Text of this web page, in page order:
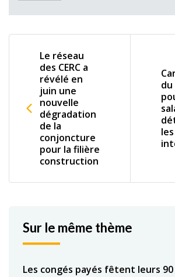
Le réseau
des CERC a
révélé en
juin une
nouvelle
dégradation
de la
conjoncture
pour la filière
construction
les
Sur le même thème
Les congés payés fêtent leurs 90